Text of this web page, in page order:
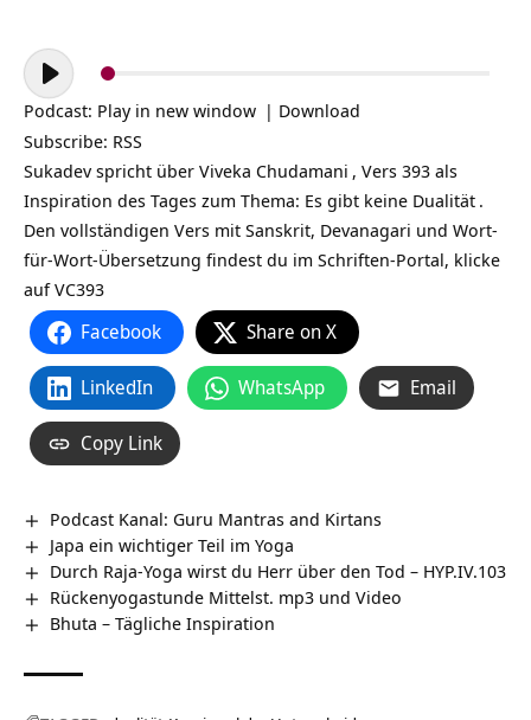
Audio-
Player
Podcast: Play in new window | Download
Subscribe: RSS
Sukadev spricht über Viveka Chudamani , Vers 393 als
Inspiration des Tages zum Thema: Es gibt keine Dualität .
Den vollständigen Vers mit Sanskrit, Devanagari und Wort-
für-Wort-Übersetzung findest du im Schriften-Portal, klicke
aufVC393
Facebook Share on X
LinkedIn WhatsApp Email
Copy Link
Podcast Kanal: Guru Mantras and Kirtans
Japa ein wichtiger Teil im Yoga
Durch Raja-Yoga wirst du Herr über den Tod – HYP.IV.103
Rückenyogastunde Mittelst. mp3 und Video
Bhuta – Tägliche Inspiration